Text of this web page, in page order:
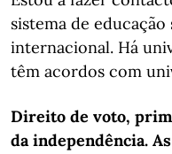
sistema de
internacional. Há
têm acordos com
Direito de voto,
da independência.